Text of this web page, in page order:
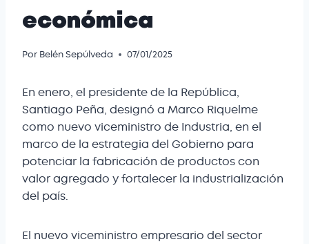
económica
Por Belén Sepúlveda 07/01/2025
En enero, el presidente de la República,
Santiago Peña, designó a Marco Riquelme
como nuevo viceministro de Industria, en el
marco de la estrategia del Gobierno para
potenciar la fabricación de productos con
valor agregado y fortalecer la industrialización
del país.
El nuevo viceministro empresario del sector